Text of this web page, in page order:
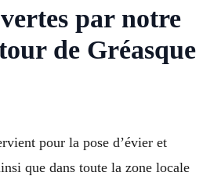
par notre
de Gréasque
pour la pose d’évier et
que dans toute la zone locale